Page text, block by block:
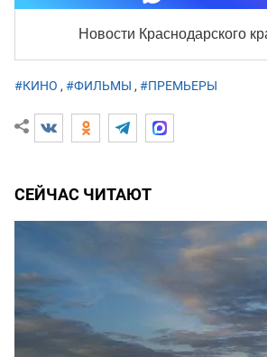
Новости Краснодарского
#КИНО , #ФИЛЬМЫ , #ПРЕМЬЕРЫ
СЕЙЧАС ЧИТАЮТ